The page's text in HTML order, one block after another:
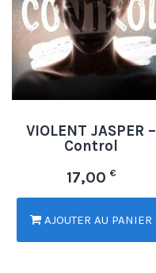
VIOLENT JASPER –
Control
17,00 €
AJOUTER AU PANIER